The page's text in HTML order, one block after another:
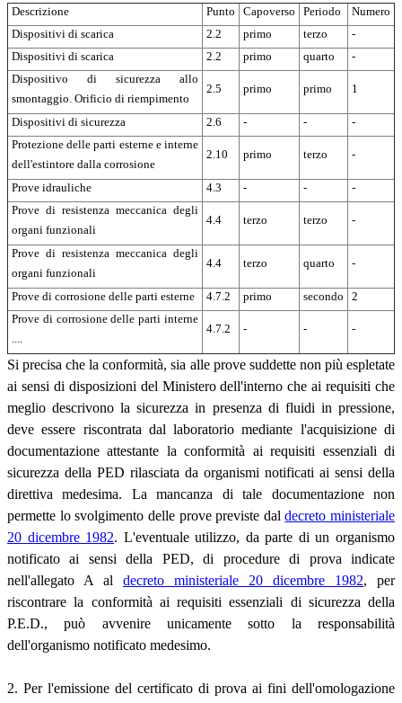
Descrizione Punto Capoverso Periodo
Numero
Dispositivi di scarica
2.2 primo terzo
-
Dispositivi di scarica
2.2 primo quarto
-
Dispositivo di sicurezza allo
smontaggio. Orificio di riempimento
2.5 primo primo 1
Dispositivi di sicurezza 2.6 - -
-
Protezione delle parti esterne e interne
dell'estintore dalla corrosione
2.10 primo terzo -
Prove idrauliche 4.3 - -
-
Prove di resistenza meccanica degli
organi funzionali
4.4 terzo terzo -
Prove di resistenza meccanica degli
organi funzionali
4.4 terzo quarto -
Prove di corrosione delle parti esterne 4.7.2 primo secondo
2
Prove di corrosione delle parti interne
4.7.2 - - -
Si precisa che la conformità, sia alle prove suddette non più espletate
ai sensi di disposizioni del Ministero dell'interno che ai requisiti che
meglio descrivono la sicurezza in presenza di fluidi in pressione,
deve essere riscontrata dal laboratorio mediante l'acquisizione di
documentazione attestante la conformità ai requisiti essenziali di
sicurezza della PED rilasciata da organismi notificati ai sensi della
direttiva medesima. La mancanza di tale documentazione non
permette lo svolgimento delle prove previste daldecreto ministeriale
20 dicembre 1982. L'eventuale utilizzo, da parte di un organismo
notificato ai sensi della PED, di procedure di prova indicate
nell'allegato A al decreto ministeriale 20 dicembre 1982, per
riscontrare la conformità ai requisiti essenziali di sicurezza della
P.E.D., può avvenire unicamente sotto la responsabilità
dell'organismo notificato medesimo.
2. Per l'emissione del certificato di prova ai fini dell'omologazione